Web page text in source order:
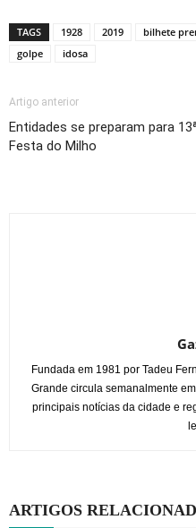
TAGS 1928 2019 bilhete
golpe
idosa
Artigo anterior
Entidades se preparam para
Festa do Milho
Fundada em 1981 por Tadeu
Grande circula semanalmente
principais notícias da cidade e
ARTIGOS